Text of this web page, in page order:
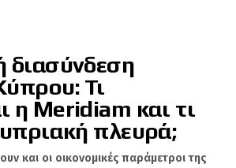
Κορύμπκο, ο οποίος είναι
στη Μόσχα, υπενθυμίζει ότι
2017 περιγράψει ένα ανάλογο
τεχνικών μάρκετινγκ,
τεχνητής νοημοσύνης
για τη δημιουργία
πακέτων πληροφοριακού
ή δημογραφική ομάδα.
διασύνδεση
Τι
η Meridiam και τι
πλευρά;
και οι οικονομικές παράμετροι της